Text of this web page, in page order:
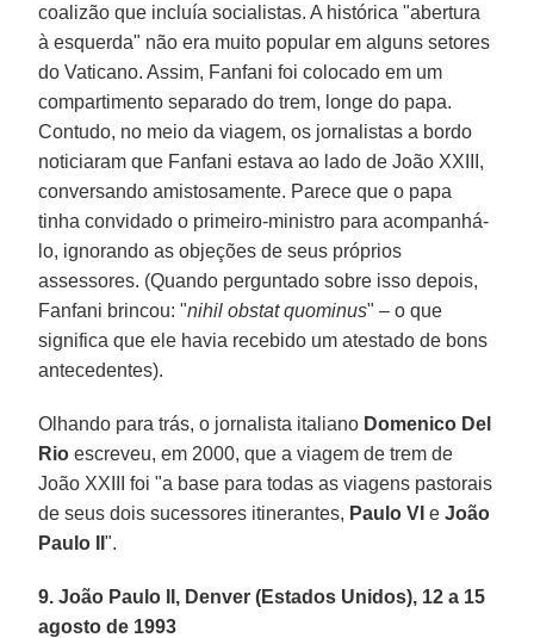
coalizão que incluía socialistas. A histórica "abertura
à esquerda" não era muito popular em alguns setores
do Vaticano. Assim, Fanfani foi colocado em um
compartimento separado do trem, longe do papa.
Contudo, no meio da viagem, os jornalistas a bordo
noticiaram que Fanfani estava ao lado de João XXIII,
conversando amistosamente. Parece que o papa
tinha convidado o primeiro-ministro para acompanhá-
lo, ignorando as objeções de seus próprios
assessores. (Quando perguntado sobre isso depois,
Fanfani brincou: "nihil obstat quominus" – o que
significa que ele havia recebido um atestado de bons
antecedentes).
Olhando para trás, o jornalista italiano Domenico Del
Rio escreveu, em 2000, que a viagem de trem de
João XXIII foi "a base para todas as viagens pastorais
de seus dois sucessores itinerantes, Paulo VI eJoão
Paulo II".
9. João Paulo II, Denver (Estados Unidos), 12 a 15
agosto de 1993